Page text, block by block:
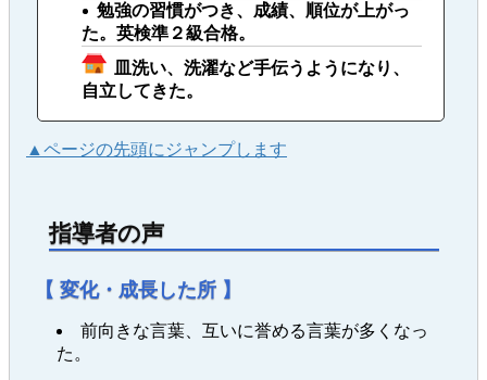
勉強の習慣がつき、成績、順位が上がっ
た。英検準２級合格。
皿洗い、洗濯など手伝うようになり、
自立してきた。
▲ページの先頭にジャンプします
指導者の声
【 変化・成長した所 】
前向きな言葉、互いに誉める言葉が多くなっ
た。